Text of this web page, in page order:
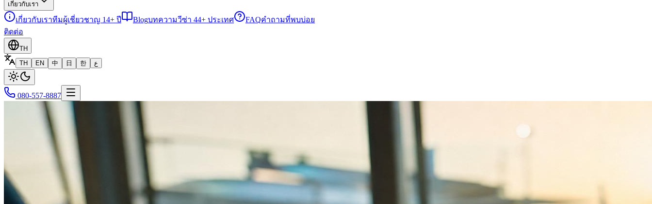
เกี่ยวกับเรา
เกี่ยวกับเราทีมผู้เชี่ยวชาญ 14+ ปี Blogบทความวีซ่า 44+ ประเทศ FAQคำถามที่พบบ่อย
ติดต่อ
TH
TH
EN 中 日 한 ع
080-557-8887